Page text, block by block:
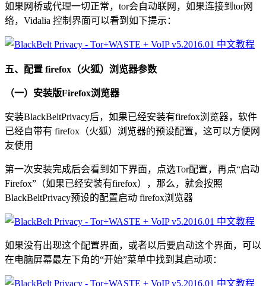
如果网桥或代理一切正常，tor会自动联网，如果连接到tor网
络，Vidalia 控制界面可以看到如下提示：
五、配置 firefox（火狐）浏览器参数
（一）安装版Firefox浏览器
安装BlackBeltPrivacy后，如果已经安装有firefox浏览器，软件
已经自带有 firefox（火狐）浏览器的预设配置，这可以方便网
友使用
第一次安装完成后会看到如下界面，点选Tor配置，再点“启动
Firefox”（如果已经安装有firefox），那么，就会按照
BlackBeltPrivacy预设的配置启动 firefox浏览器
如果没有出现这个配置界面，或者以后要启动这个界面，可以
在电脑屏幕最左下角的“开始”菜单中找到其启动项：